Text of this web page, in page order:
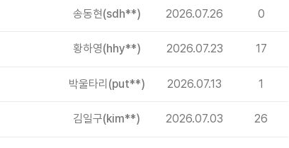
송동현(sdh**) 2026.07.26 0
황하영(hhy**) 2026.07.23 17
박울타리 (put**) 2026.07.13 1
김일구(kim**) 2026.07.03 26